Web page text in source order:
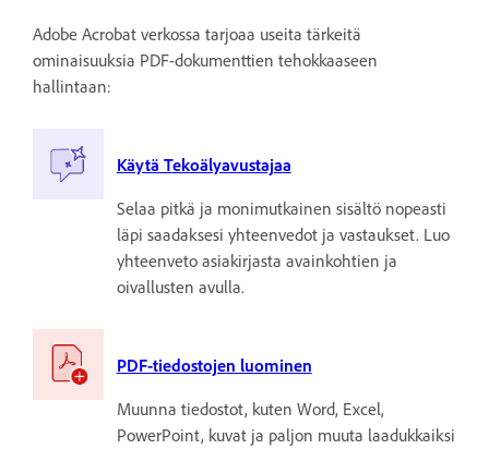
Adobe Acrobat verkossa tarjoaa useita tärkeitä
ominaisuuksia PDF-dokumenttien tehokkaaseen
hallintaan:
Käytä Tekoälyavustajaa
Selaa pitkä ja monimutkainen sisältö nopeasti
läpi saadaksesi yhteenvedot ja vastaukset. Luo
yhteenveto asiakirjasta avainkohtien ja
oivallusten avulla.
PDF-tiedostojen luominen
Muunna tiedostot, kuten Word, Excel,
PowerPoint, kuvat ja paljon muuta laadukkaiksi